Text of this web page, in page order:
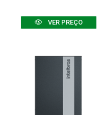
VER PREÇO